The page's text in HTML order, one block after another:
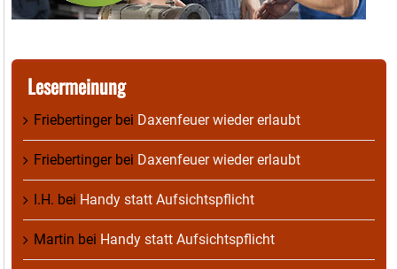
Lesermeinung
Friebertingerbei Daxenfeuer wieder erlaubt
Friebertingerbei Daxenfeuer wieder erlaubt
I.H. bei Handy statt Aufsichtspflicht
Martin bei Handy statt Aufsichtspflicht